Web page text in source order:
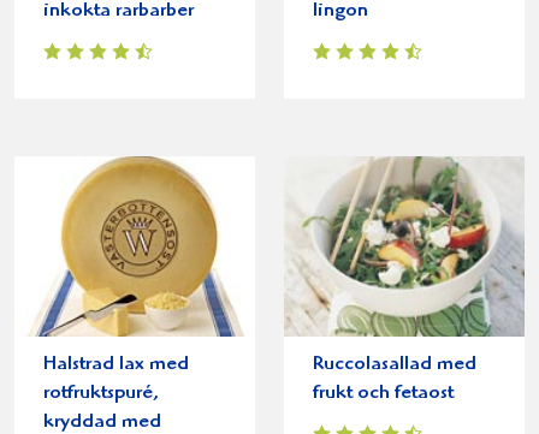
inkokta rarbarber
lingon
Halstrad lax med
rotfruktspuré,
kryddad med
Ruccolasallad med
frukt och fetaost